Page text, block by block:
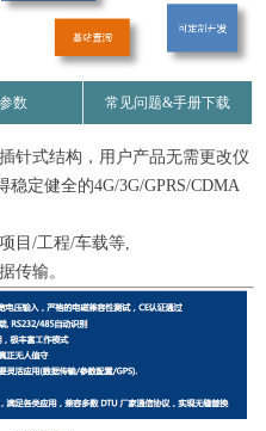
数 常见问题&手册下载
针式结构，用户产品无需更改仪
定健全的4G/3G/GPRS/CDMA
目/工程/车载等,
传输。